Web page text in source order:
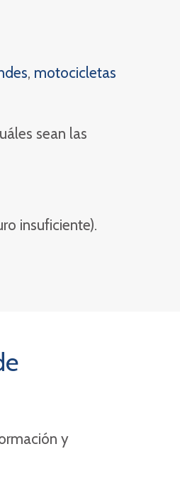
, motocicletas
sean las
insuficiente).
y